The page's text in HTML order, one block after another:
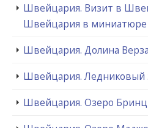
Швейцария. Визит в
Швейцария в миниатюре
Швейцария. Долина
Швейцария. Ледниковый
Швейцария. Озеро Бринц